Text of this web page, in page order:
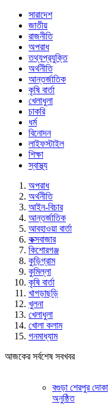
সারাদেশ
জাতীয়
রাজনীতি
অপরাধ
তথ্যপ্রযুক্তি
অর্থনীতি
আন্তর্জাতিক
কৃষি বার্তা
খেলাধুলা
চাকরি
ধর্ম
বিনোদন
লাইফস্টাইল
শিক্ষা
স্বাস্থ্য
অপরাধ
অর্থনীতি
আইন-বিচার
আন্তর্জাতিক
আবহাওয়া বার্তা
কক্সবাজার
কিশোরগঞ্জ
কুড়িগ্রাম
কুমিল্লা
কৃষি বার্তা
খাগড়াছড়ি
খুলনা
খেলাধুলা
খোলা কলাম
গনমাধ্যাম
আজকের সর্বশেষ সবখবর
বগুড়া শেরপুর
অনুষ্ঠিত